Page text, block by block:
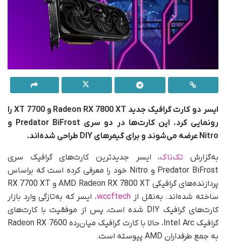
ایسر دو کارت گرافیک جدید و 7700
رونمایی کرد. این کارت‌ها در دو سری
و
Nitro عرضه می‌شوند و برای گیمرهای طراحی شده‌اند.
به‌گزارش تک‌ناک، ایسر جدیدترین کارت‌های گرافیک سری
Predator BiFrost و Nitro خود را معرفی کرده است که بر‌اساس
پردازنده‌های گرافیکی AMD Radeon RX 7800 XT و RX 7700 XT
ساخته شده‌اند. به‌نقل ازwccftech، ایسر که به‌تازگی وارد بازار
کارت‌های گرافیک DIY شده است، پس از موفقیت با کارت‌های
گرافیک Intel Arc، حالا با کارت گرافیک میان‌رده Radeon RX 7600
به جمع طرفداران AMD پیوسته است.